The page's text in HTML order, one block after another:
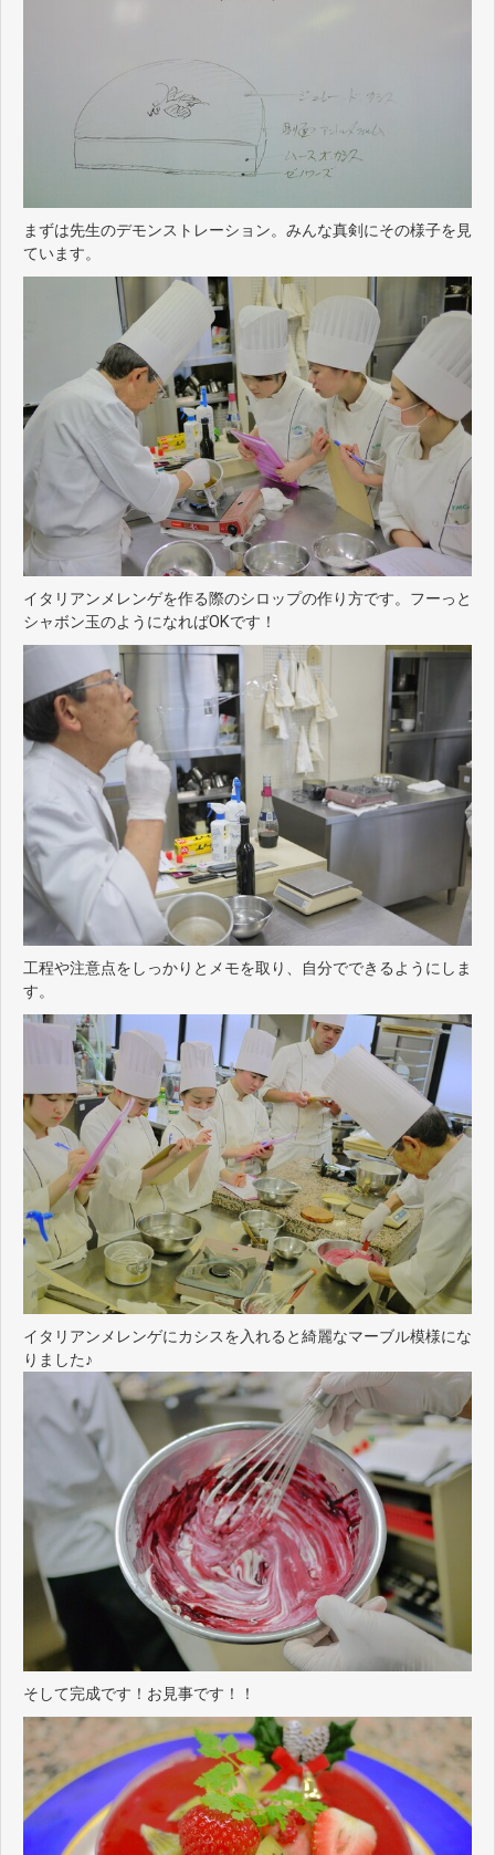
まずは先生のデモンストレーション。みんな真剣にその様子を見
ています。
イタリアンメレンゲを作る際のシロップの作り方です。フーっと
シャボン玉のようになればOKです！
工程や注意点をしっかりとメモを取り、自分でできるようにしま
す。
イタリアンメレンゲにカシスを入れると綺麗なマーブル模様にな
りました♪
そして完成です！お見事です！！